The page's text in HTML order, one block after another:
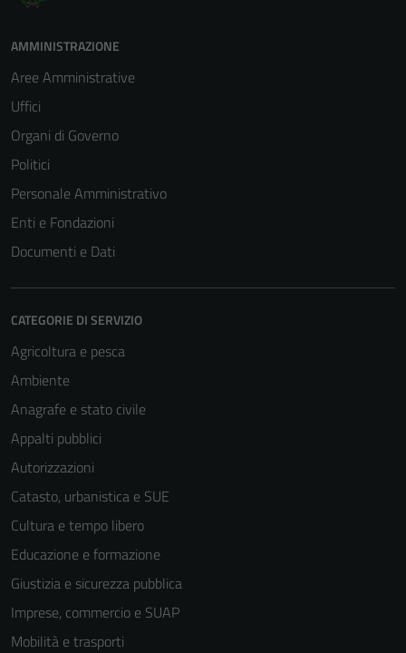
AMMINISTRAZIONE
Aree Amministrative
Uffici
Organi di Governo
Politici
Personale Amministrativo
Enti e Fondazioni
Documenti e Dati
CATEGORIE DI SERVIZIO
Agricoltura e pesca
Ambiente
Anagrafe e stato civile
Appalti pubblici
Autorizzazioni
Catasto, urbanistica e SUE
Cultura e tempo libero
Educazione e formazione
Giustizia e sicurezza pubblica
Imprese, commercio e SUAP
Mobilità e trasporti